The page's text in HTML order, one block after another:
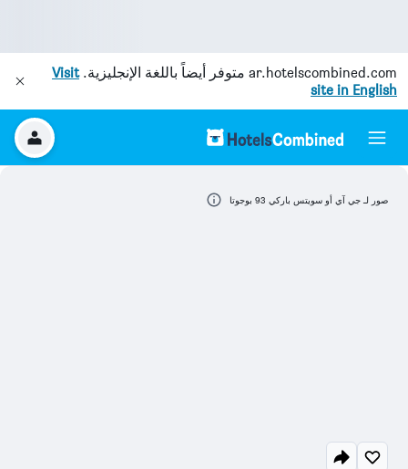
ar.hotelscombined.com متوفر أيضاً باللغة الإنجليزية.Visit
site in English
صور لـ جي آي أو سويتس باركي 93 بوجوتا